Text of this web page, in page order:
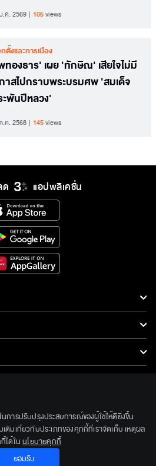
.ค. 2569 105views
ตั้งและการเมือง
ทองธาร' เผย 'ทักษิณ' เสียใจไม่มี
าสไปกราบพระบรมศพ 'สมเด็จ
พันปีหลวง'
.ค. 2568 145views
ด แอปพลิเคชั่น
Co.,Ltd. All Rights Reserved.
การปรับปรุงประสบการณ์ของผู้ใช้ให้ดียิ่งขึ้น
ติมเกี่ยวกับประเภทของคุกกี้ที่เราจัดเก็บ เหตุผล
ได้ใน นโยบายคุกกี้
ยอมรับ